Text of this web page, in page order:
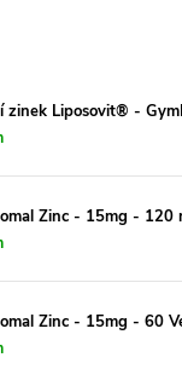
zinek Liposovit® -
Zinc - 15mg - 120
Zinc - 15mg - 60